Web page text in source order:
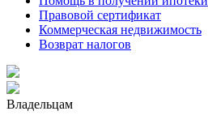
Правовой сертификат
Коммерческая недвижимость
Возврат налогов
Владельцам